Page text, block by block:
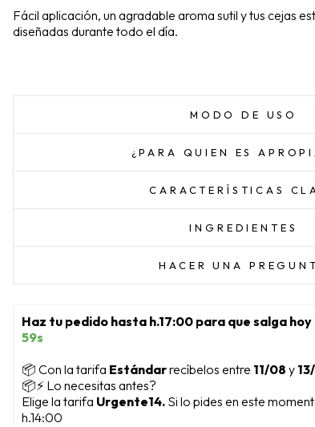
Fácil aplicación, un agradable aroma sutil y tus cejas
diseñadas durante todo el día.
MODO DE USO
¿PARA QUIEN ES
CARACTERÍSTICAS
INGREDIENTES
HACER UNA
Haz tu pedido hasta h.17:00 para que salga
58s
📦 Con la tarifa Estándar recíbelos entre 11/08 y
📦⚡ Lo necesitas antes?
Elige la tarifa Urgente14. Si lo pides en este
h.14:00